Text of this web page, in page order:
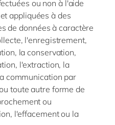
ou non à l'aide
appliquées à des
de données à caractère
l'enregistrement,
la conservation,
l'extraction, la
communication par
toute autre forme de
ou
l'effacement ou la